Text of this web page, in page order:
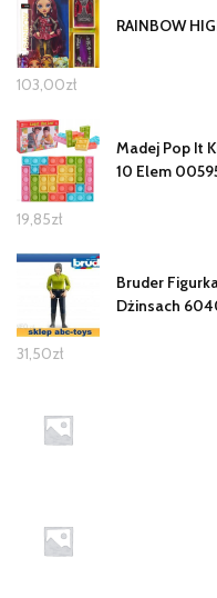
RAINBOW
103,00zł
Madej Pop It
10 Elem
19,85zł
Bruder
Dżinsach
31,50zł